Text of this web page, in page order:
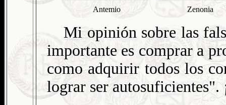
Antemio Zenonia
Mi opinión sobre las
importante es comprar a
como adquirir todos los
lograr ser autosuficientes".